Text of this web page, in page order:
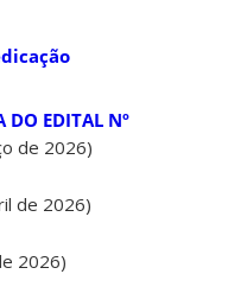
DO EDITAL Nº
de 2026)
de 2026)
2026)